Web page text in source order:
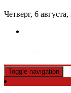
Четверг, 6
Toggle navigation